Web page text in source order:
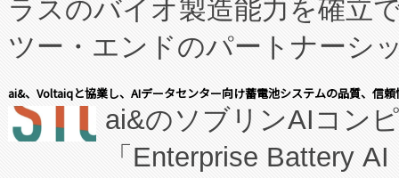
ラスのバイオ製造能力を確立
ツー・エンドのパートナーシ
表しました。 同社の実績ある
manufacturing™ (FCCM™) プ
たNeXは、バイオ医薬品製造
ai&、Voltaiqと協業し、AIデータセンター向け蓄電池システムの品質、信
ai&のソブリンAIコン
「Enterprise Battery